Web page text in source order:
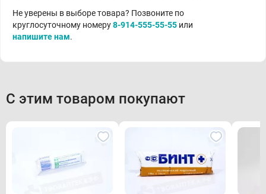
Не уверены в выборе товара? Позвоните по
круглосуточному номеру8-914-555-55-55 или
напишите нам.
С этим товаром покупают